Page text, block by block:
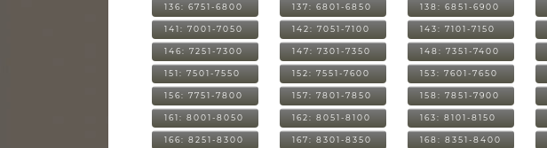
136: 6751-6800 137: 6801-6850 138: 6851-6900
141: 7001-7050 142: 7051-7100 143: 7101-7150
146: 7251-7300 147: 7301-7350 148: 7351-7400
151: 7501-7550 152: 7551-7600 153: 7601-7650
156: 7751-7800 157: 7801-7850 158: 7851-7900
161: 8001-8050 162: 8051-8100 163: 8101-8150
166: 8251-8300 167: 8301-8350 168: 8351-8400